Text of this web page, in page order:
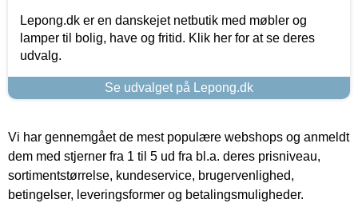
Lepong.dk er en danskejet netbutik med møbler og
lamper til bolig, have og fritid. Klik her for at se deres
udvalg.
Se udvalget på Lepong.dk
Vi har gennemgået de mest populære webshops og anmeldt
dem med stjerner fra 1 til 5 ud fra bl.a. deres prisniveau,
sortimentstørrelse, kundeservice, brugervenlighed,
betingelser, leveringsformer og betalingsmuligheder.